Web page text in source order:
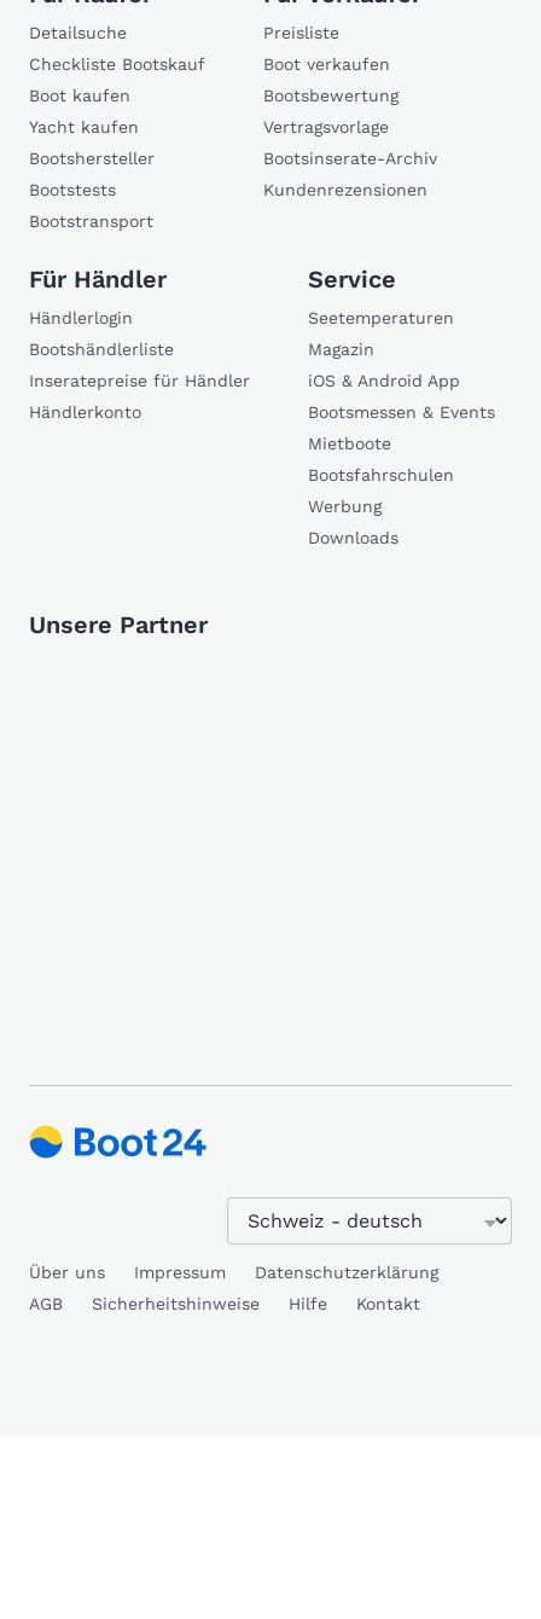
Detailsuche
Checkliste Bootskauf
Boot kaufen
Yacht kaufen
Bootshersteller
Bootstests
Bootstransport
Preisliste
Boot verkaufen
Bootsbewertung
Vertragsvorlage
Bootsinserate-Archiv
Kundenrezensionen
Für Händler
Händlerlogin
Bootshändlerliste
Inseratepreise für Händler
Händlerkonto
Service
Seetemperaturen
Magazin
iOS & Android App
Bootsmessen & Events
Mietboote
Bootsfahrschulen
Werbung
Downloads
Unsere Partner
Über uns Impressum
Datenschutzerklärung
AGB
Sicherheitshinweise Hilfe Kontakt